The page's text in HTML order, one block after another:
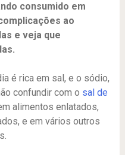
consumido em
ao
e veja que
é rica em sal, e o sódio,
confundir com o sal de
alimentos enlatados,
e em vários outros